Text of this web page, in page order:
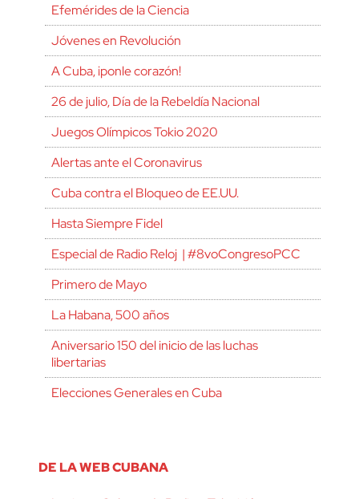
Efemérides de la Ciencia
Jóvenes en Revolución
A Cuba, ¡ponle corazón!
26 de julio, Día de la Rebeldía Nacional
Juegos Olímpicos Tokio 2020
Alertas ante el Coronavirus
Cuba contra el Bloqueo de EE.UU.
Hasta Siempre Fidel
Especial de Radio Reloj | #8voCongresoPCC
Primero de Mayo
La Habana, 500 años
Aniversario 150 del inicio de las luchas
libertarias
Elecciones Generales en Cuba
DE LA WEB CUBANA